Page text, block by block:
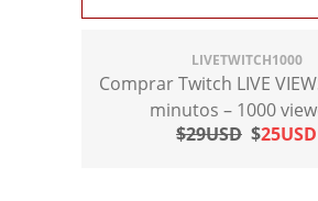
LIVETWITCH1000
Comprar Twitch LIVE
minutos – 1000
$29USD $25USD